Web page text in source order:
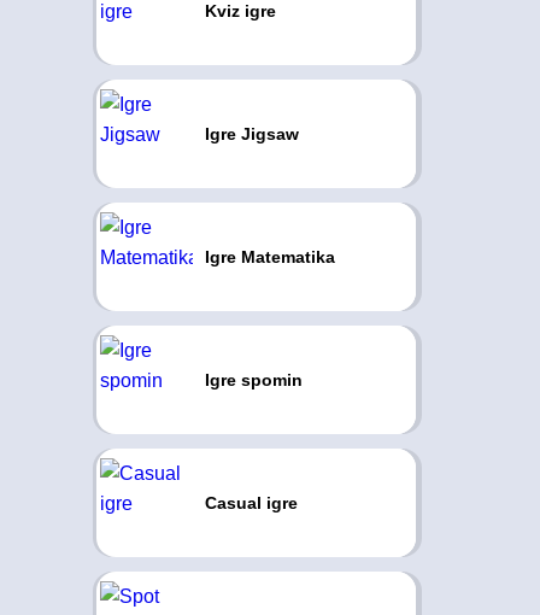
Kviz igre
Igre Jigsaw
Igre Matematika
Igre spomin
Casual igre